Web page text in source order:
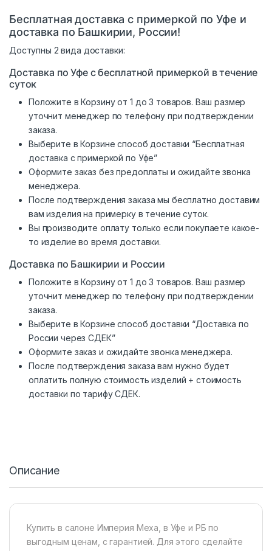
Бесплатная доставка с примеркой по Уфе и
доставка по Башкирии, России!
Доступны 2 вида доставки:
Доставка по Уфе с бесплатной примеркой в течение
суток
Положите в Корзину от 1 до 3 товаров. Ваш размер
уточнит менеджер по телефону при подтверждении
заказа.
Выберите в Корзине способ доставки “Бесплатная
доставка с примеркой по Уфе”
Оформите заказ без предоплаты и ожидайте звонка
менеджера.
После подтверждения заказа мы бесплатно доставим
вам изделия на примерку в течение суток.
Вы производите оплату только если покупаете какое-
то изделие во время доставки.
Доставка по Башкирии и России
Положите в Корзину от 1 до 3 товаров. Ваш размер
уточнит менеджер по телефону при подтверждении
заказа.
Выберите в Корзине способ доставки “Доставка по
России через СДЕК”
Оформите заказ и ожидайте звонка менеджера.
После подтверждения заказа вам нужно будет
оплатить полную стоимость изделий + стоимость
доставки по тарифу СДЕК.
Описание
Купить в салоне Империя Меха, в Уфе и РБ по
выгодным ценам, с гарантией. Для этого сделайте